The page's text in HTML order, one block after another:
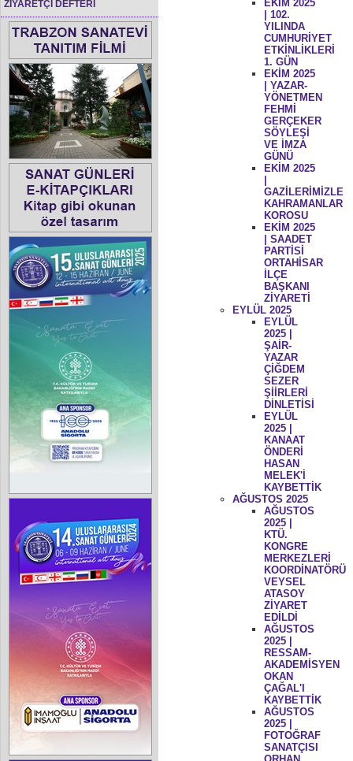
ZİYARETÇİ DEFTERİ
EKİM 2025
| 102.
YILINDA
CUMHURİYET
ETKİNLİKLERİ
1. GÜN
EKİM 2025
| YAZAR-
YÖNETMEN
FEHMİ
GERÇEKER
SÖYLEŞİ
VE İMZA
GÜNÜ
EKİM 2025
GAZİLERİMİZLE
KAHRAMANLAR
KOROSU
EKİM 2025
| SAADET
PARTİSİ
ORTAHİSAR
İLÇE
BAŞKANI
ZİYARETİ
EYLÜL 2025
EYLÜL
2025 |
ŞAİR-
YAZAR
ÇİĞDEM
SEZER
ŞİİRLERİ
DİNLETİSİ
EYLÜL
2025 |
KANAAT
ÖNDERİ
HASAN
MELEK'İ
KAYBETTİK
AĞUSTOS 2025
AĞUSTOS
2025 |
KTÜ.
KONGRE
MERKEZLERİ
KOORDİNATÖRÜ
VEYSEL
ATASOY
ZİYARET
EDİLDİ
AĞUSTOS
2025 |
RESSAM-
AKADEMİSYEN
OKAN
ÇAĞAL'I
KAYBETTİK
AĞUSTOS
2025 |
FOTOĞRAF
SANATÇISI